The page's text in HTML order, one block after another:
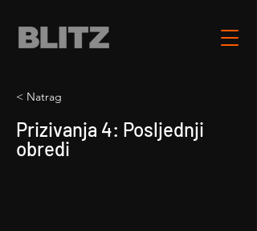
< Natrag
Prizivanja 4: Posljednji
obredi